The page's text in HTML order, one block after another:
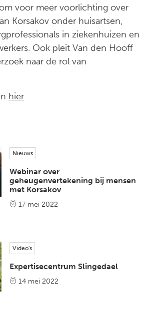
voor meer voorlichting over
Korsakov onder huisartsen,
in ziekenhuizen en
Ook pleit Van den Hooff
naar de rol van
hier
Nieuws
Webinar over
geheugenvertekening bij mensen
met Korsakov
17 mei 2022
Video's
Expertisecentrum Slingedael
14 mei 2022